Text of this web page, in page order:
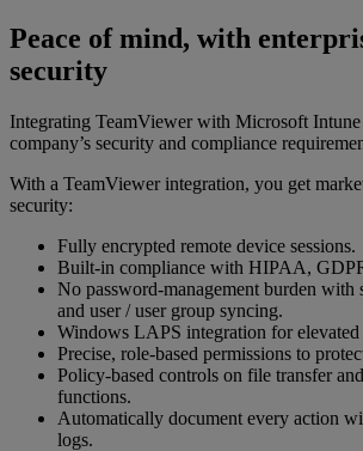
Peace of mind, with
security
Integrating TeamViewer with Microsoft
company’s security and compliance
With a TeamViewer integration, you get
security:
Fully encrypted remote device sessions.
Built-in compliance with HIPAA,
No password-management burden with
and user / user group syncing.
Windows LAPS integration for
Precise, role-based permissions to
Policy-based controls on file transfer
functions.
Automatically document every action
logs.